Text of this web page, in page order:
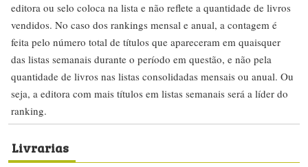
editora ou selo coloca na lista e não reflete a quantidade de livros
vendidos. No caso dos rankings mensal e anual, a contagem é
feita pelo número total de títulos que apareceram em quaisquer
das listas semanais durante o período em questão, e não pela
quantidade de livros nas listas consolidadas mensais ou anual. Ou
seja, a editora com mais títulos em listas semanais será a líder do
ranking.
Livrarias